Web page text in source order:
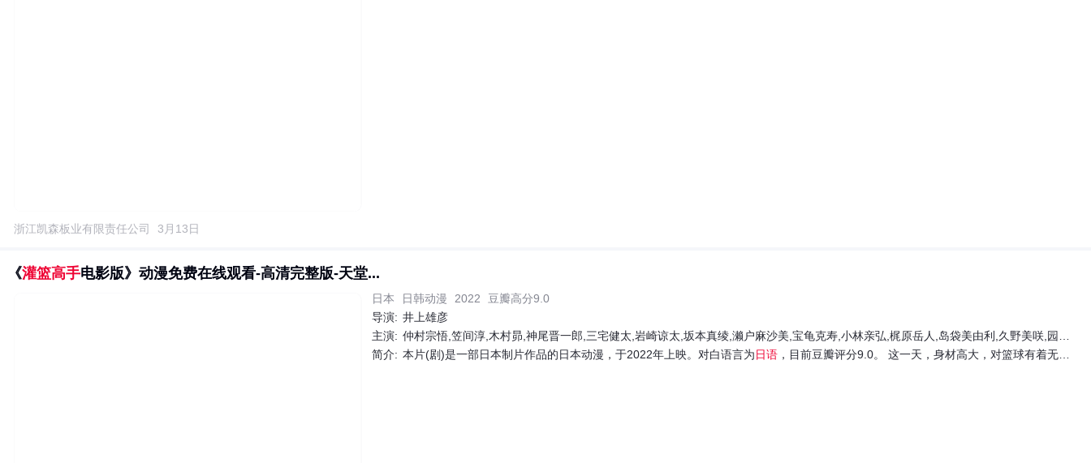
浙江凯森板业有限责任公司 3月13日
《灌篮高手电影版》动漫免费在线观看-高清完整版-天堂...
日本 日韩动漫 2022
豆瓣高分9.0
导演: 井上雄彦
主演: 仲村宗悟,笠间淳,木村昴,神尾晋一郎,三宅健太,岩崎谅太,坂本真绫,濑户麻沙美,宝龟克寿,小林亲弘,梶原岳人,岛袋美由利,久野美咲,园崎未惠,松田健一郎,武内骏辅,奈良彻,长谷川芳明,鹿糠光明,岩城泰司,真木骏一
简介: 本片(剧)是一部日本制片作品的日本动漫，于2022年上映。对白语言为日语，目前豆瓣评分9.0。 这一天，身材高大，对篮球有着无限执着的赤木刚宪（三宅健太 配音）、从高一起就担任球队主力的超级新星流川枫（神尾晋一郎 配音）、初中时代曾获得MVP荣誉，在高中时代重新拾起了对篮球的热情的三井寿（笠间淳 配音）、身材矮小却拥有着惊人的速度和高超的运球技巧的宫城良田（仲村宗悟 配音），以及高中时代才开始接触篮球，却拥有着强大的爆发力和无限潜力的樱木花道（木村昴 配音），湘北篮球队的这五人终于站上了全国大赛的赛场，他们所要面对的，是日本最强球队山王工业。 和激烈的篮球赛同时叙述的，是宫城良田的一生，他从哥哥那里继承了对篮球的激情和信念，却一直都活在优秀的哥哥的阴影之下。该动画电影由漫画《